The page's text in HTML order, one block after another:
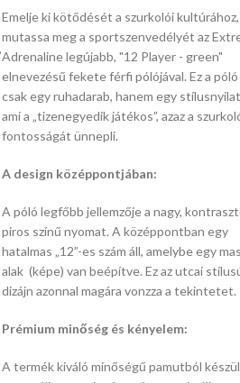
Emelje ki kötődését a szurkolói kultúrához,
mutassa meg a sportszenvedélyét az
Adrenaline legújabb, "12 Player - green"
elnevezésű fekete férfi pólójával. Ez a
csak egy ruhadarab, hanem egy
ami a „tizenegyedik játékos”, azaz a
fontosságát ünnepli.
A design középpontjában:
A póló legfőbb jellemzője a nagy,
piros színű nyomat. A középpontban egy
hatalmas „12”-es szám áll, amelybe egy
alak (képe) van beépítve. Ez az utcai
dizájn azonnal magára vonzza a tekintetet.
Prémium minőség és kényelem:
A termék kiváló minőségű pamutból